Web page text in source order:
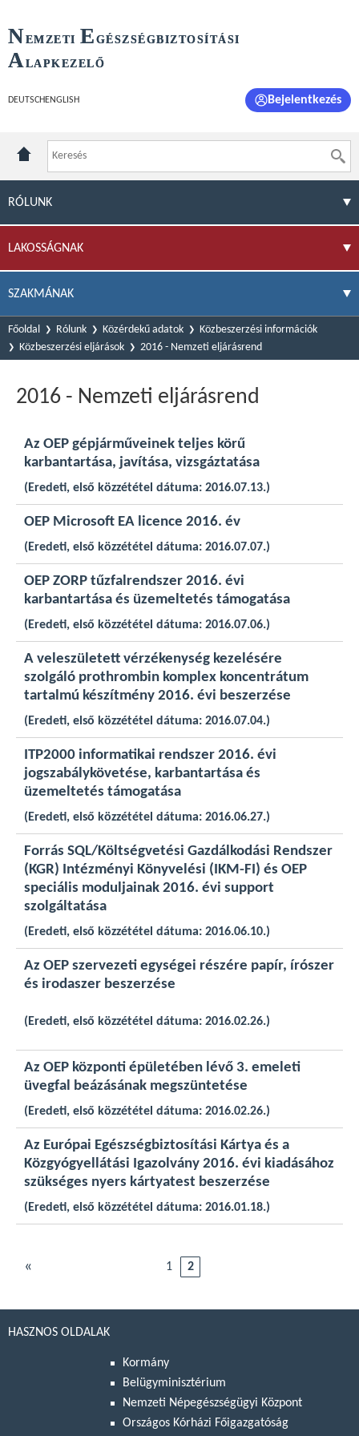
NEMZETI E GÉSZSÉGBIZTOSÍTÁSI
ALAPKEZELŐ
DEUTSCH ENGLISH Bejelentkezés
RÓLUNK
LAKOSSÁGNAK
SZAKMÁNAK
Főoldal Rólunk Közérdekű adatok
Közbeszerzési információk
Közbeszerzési eljárások
2016 - Nemzeti eljárásrend
2016 - Nemzeti eljárásrend
Az OEP gépjárműveinek teljes körű
karbantartása, javítása, vizsgáztatása
(Eredeti, első közzététel dátuma: 2016.07.13.)
OEP Microsoft EA licence 2016. év
(Eredeti, első közzététel dátuma: 2016.07.07.)
OEP ZORP tűzfalrendszer 2016. évi
karbantartása és üzemeltetés támogatása
(Eredeti, első közzététel dátuma: 2016.07.06.)
A veleszületett vérzékenység kezelésére
szolgáló prothrombin komplex koncentrátum
tartalmú készítmény 2016. évi beszerzése
(Eredeti, első közzététel dátuma: 2016.07.04.)
ITP2000 informatikai rendszer 2016. évi
jogszabálykövetése, karbantartása és
üzemeltetés támogatása
(Eredeti, első közzététel dátuma: 2016.06.27.)
Forrás SQL/Költségvetési Gazdálkodási Rendszer
(KGR) Intézményi Könyvelési (IKM-FI) és OEP
speciális moduljainak 2016. évi support
szolgáltatása
(Eredeti, első közzététel dátuma: 2016.06.10.)
Az OEP szervezeti egységei részére papír, írószer
és irodaszer beszerzése
(Eredeti, első közzététel dátuma: 2016.02.26.)
Az OEP központi épületében lévő 3. emeleti
üvegfal beázásának megszüntetése
(Eredeti, első közzététel dátuma: 2016.02.26.)
Az Európai Egészségbiztosítási Kártya és a
Közgyógyellátási Igazolvány 2016. évi kiadásához
szükséges nyers kártyatest beszerzése
(Eredeti, első közzététel dátuma: 2016.01.18.)
« 1 2
HASZNOS OLDALAK
Kormány
Belügyminisztérium
Nemzeti Népegészségügyi Központ
Országos Kórházi Főigazgatóság